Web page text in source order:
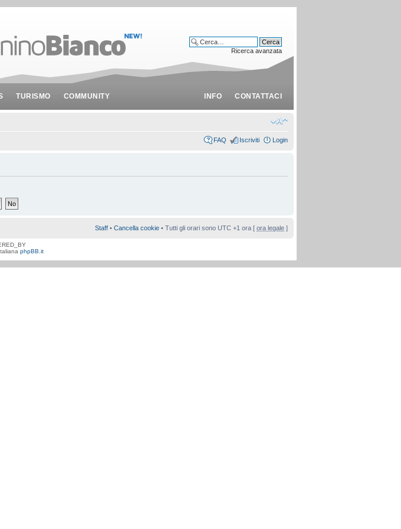
TURISMO COMMUNITY INFO CONTATTACI
Ricerca avanzata
FAQ Iscriviti Login
Staff • Cancella cookie • Tutti gli orari sono UTC +1 ora [ ora legale ]
phpBB.it